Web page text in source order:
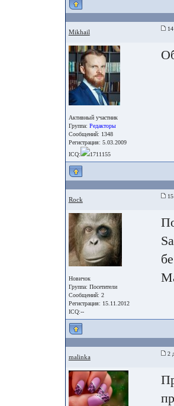
Mikhail 14
Активный участник
Группа: Редакторы
Сообщений: 1348
Регистрация: 5.03.2009
ICQ:
1711155
Rock 15
Новичок
Группа: Посетители
Сообщений: 2
Регистрация: 15.11.2012
ICQ:--
malinka 2